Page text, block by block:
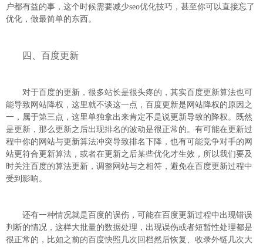
户都有益的事，这个时候需要减少seo优化技巧，甚至你可以直接忘了
优化，做最简单的东西。
四、百度更新
对于百度的更新，很多站长是很头疼的，其实百度更新算法也可
能导致网站降权，这里就不谈这一点，百度更新是网站降权的原因之
一，属于第三点，这里单独拿出来肯定不是说更新导致的降权。既然
是更新，那么更新之后出现排名的波动是很正常的。有可能在更新过
程中你的网站与更新算法冲突导致排名下降，也有可能竞争对手的网
站更符合更新算法，或者在更新之后某些优化才生效，所以我们要及
时关注百度的算法更新，调整网站与之相符，避免在百度更新过程中
受到影响。
还有一种情况就是百度的误伤，可能在百度更新过程中出现错误
判断的情况，这样大批量的数据处理，出现误伤或者短暂性处理都是
很正常的，比如之前的百度快照几次回档然后恢复、收录外链几次大